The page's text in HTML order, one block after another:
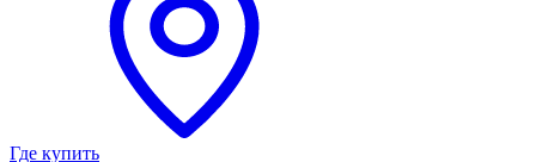
Где купить